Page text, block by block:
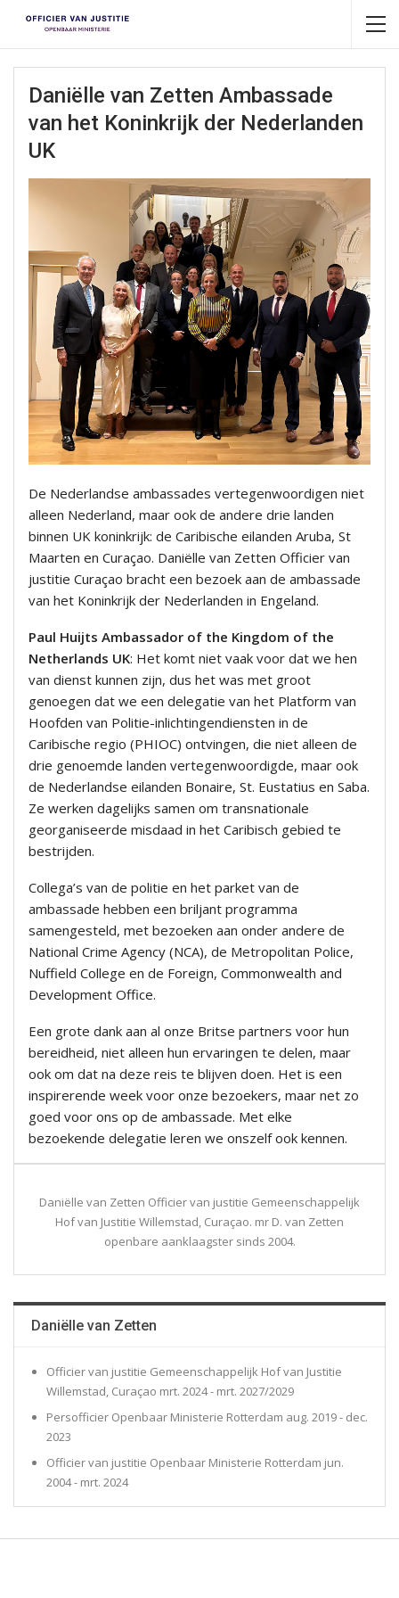
Daniëlle van Zetten Ambassade
van het Koninkrijk der Nederlanden
UK
De Nederlandse ambassades vertegenwoordigen niet
alleen Nederland, maar ook de andere drie landen
binnen UK koninkrijk: de Caribische eilanden Aruba, St
Maarten en Curaçao. Daniëlle van Zetten Officier van
justitie Curaçao bracht een bezoek aan de ambassade
van het Koninkrijk der Nederlanden in Engeland.
Paul Huijts Ambassador of the Kingdom of the
Netherlands UK: Het komt niet vaak voor dat we hen
van dienst kunnen zijn, dus het was met groot
genoegen dat we een delegatie van het Platform van
Hoofden van Politie-inlichtingendiensten in de
Caribische regio (PHIOC) ontvingen, die niet alleen de
drie genoemde landen vertegenwoordigde, maar ook
de Nederlandse eilanden Bonaire, St. Eustatius en Saba.
Ze werken dagelijks samen om transnationale
georganiseerde misdaad in het Caribisch gebied te
bestrijden.
Collega’s van de politie en het parket van de
ambassade hebben een briljant programma
samengesteld, met bezoeken aan onder andere de
National Crime Agency (NCA), de Metropolitan Police,
Nuffield College en de Foreign, Commonwealth and
Development Office.
Een grote dank aan al onze Britse partners voor hun
bereidheid, niet alleen hun ervaringen te delen, maar
ook om dat na deze reis te blijven doen. Het is een
inspirerende week voor onze bezoekers, maar net zo
goed voor ons op de ambassade. Met elke
bezoekende delegatie leren we onszelf ook kennen.
Daniëlle van Zetten Officier van justitie Gemeenschappelijk
Hof van Justitie Willemstad, Curaçao. mr D. van Zetten
openbare aanklaagster sinds 2004.
Daniëlle van Zetten
Officier van justitie Gemeenschappelijk Hof van Justitie
Willemstad, Curaçao mrt. 2024 - mrt. 2027/2029
Persofficier Openbaar Ministerie Rotterdam aug. 2019 - dec.
2023
Officier van justitie Openbaar Ministerie Rotterdam jun.
2004 - mrt. 2024